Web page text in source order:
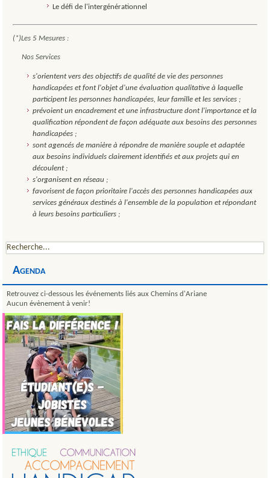
Le défi de l'intergénérationnel
(*)Les 5 Mesures :
Nos Services
s'orientent vers des objectifs de qualité de vie des personnes
handicapées et font l'objet d'une évaluation qualitative à laquelle
participent les personnes handicapées, leur famille et les services ;
prévoient un encadrement et une infrastructure dont l'importance et la
qualification répondent de façon adéquate aux besoins des personnes
handicapées ;
sont agencés de manière à répondre de manière souple et adaptée
aux besoins individuels clairement identifiés et aux projets qui en
découlent ;
s'organisent en réseau ;
favorisent de façon prioritaire l'accès des personnes handicapées aux
services généraux destinés à l'ensemble de la population et répondant
à leurs besoins particuliers ;
Agenda
Retrouvez ci-dessous les événements liés aux Chemins d'Ariane
Aucun évènement à venir!